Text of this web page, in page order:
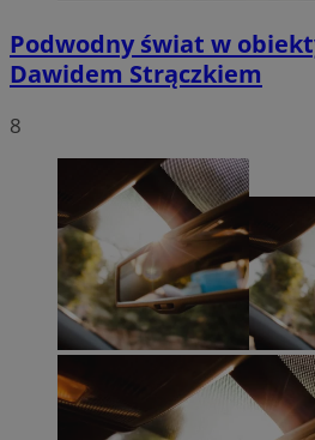
Podwodny świat w
Dawidem Strączkiem
8